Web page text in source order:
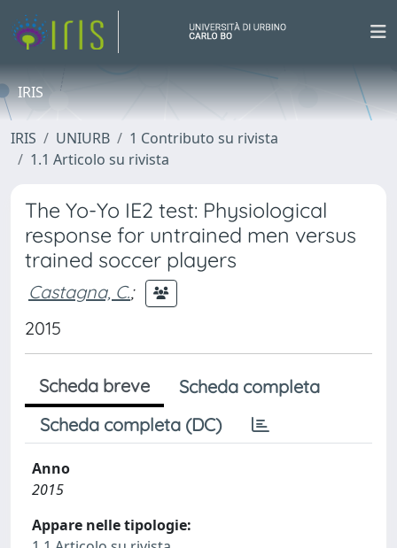
IRIS
IRIS UNIURB
1 Contributo su rivista
1.1 Articolo su rivista
The Yo-Yo IE2 test: Physiological
response for untrained men versus
trained soccer players
Castagna, C.;
2015
Scheda breve
Scheda completa
Scheda completa (DC)
Anno
2015
Appare nelle tipologie: